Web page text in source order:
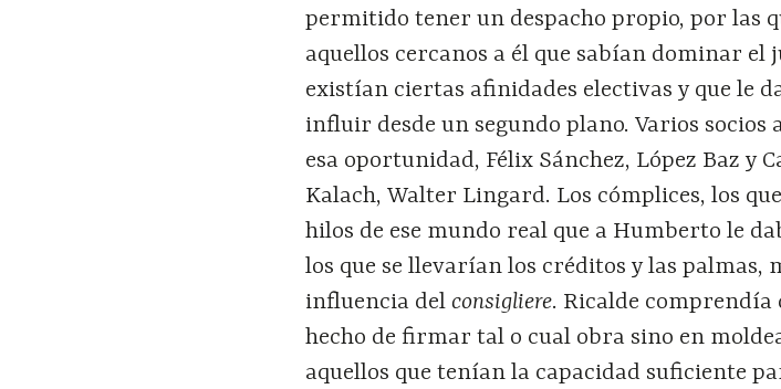
permitido tener un despacho propio, por las
aquellos cercanos a él que sabían dominar el
existían ciertas afinidades electivas y que le
influir desde un segundo plano. Varios socios
esa oportunidad, Félix Sánchez, López Baz y
Kalach, Walter Lingard. Los cómplices, los
hilos de ese mundo real que a Humberto le
los que se llevarían los créditos y las
influencia delconsigliere. Ricalde comprendía
hecho de firmar tal o cual obra sino en
aquellos que tenían la capacidad suficiente